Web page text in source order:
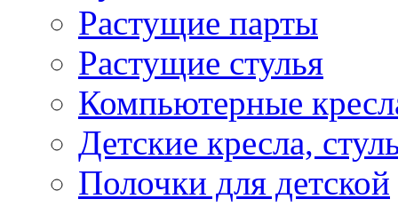
Растущие парты
Растущие стулья
Компьютерные
Детские кресла,
Полочки для детской